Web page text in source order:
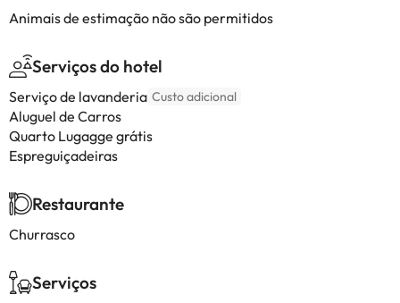
Animais de estimação não são permitidos
Serviços do hotel
Serviço de lavanderia Custo adicional
Aluguel de Carros
Quarto Lugagge grátis
Espreguiçadeiras
Restaurante
Churrasco
Serviços